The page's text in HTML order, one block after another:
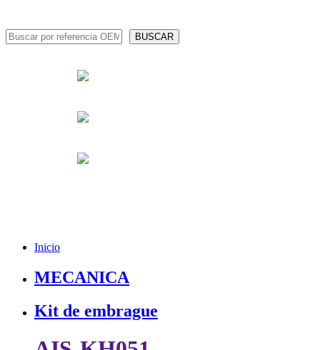
Inicio
MECANICA
Kit de embrague